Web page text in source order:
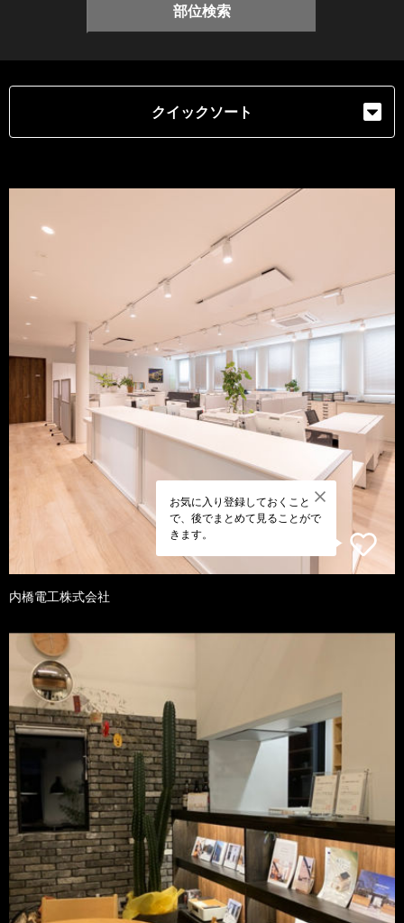
部位検索
クイックソート
お気に入り登録しておくこと
で、後でまとめて見ることがで
きます。
内橋電工株式会社